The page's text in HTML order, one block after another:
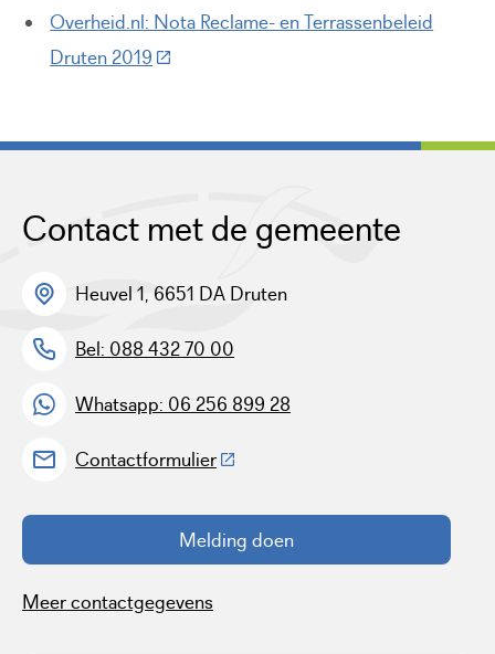
Overheid.nl: Nota Reclame- en Terrassenbeleid
Druten 2019 (Deze link gaat naar een externe website)
Contact met de gemeente
Heuvel 1, 6651 DA Druten
Bel: 088 432 70 00
Whatsapp: 06 256 899 28
Contactformulier(Deze link gaat naar een externe
Melding doen
Meer contactgegevens